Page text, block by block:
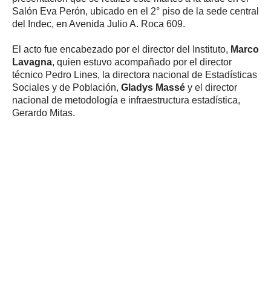
Salón Eva Perón, ubicado en el 2° piso de la sede central
del Indec, en Avenida Julio A. Roca 609.
El acto fue encabezado por el director del Instituto, Marco
Lavagna, quien estuvo acompañado por el director
técnico Pedro Lines, la directora nacional de Estadísticas
Sociales y de Población, Gladys Massé y el director
nacional de metodología e infraestructura estadística,
Gerardo Mitas.